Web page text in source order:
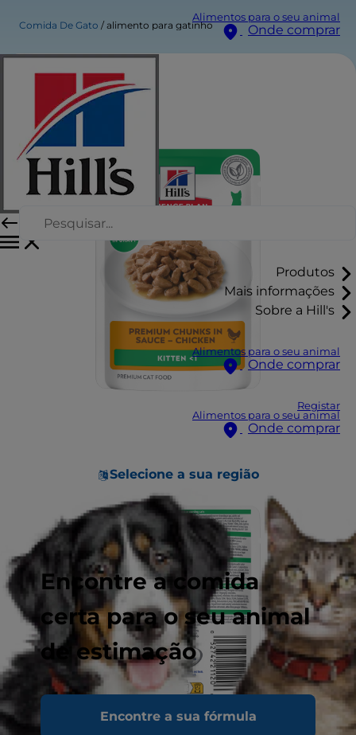
Alimentos para o seu animal
Onde comprar
Produtos
Mais informações
Sobre a Hill's
Alimentos para o seu animal
Onde comprar
Registar
Alimentos para o seu animal
Onde comprar
Selecione a sua região
Encontre a comida
certa para o seu animal
de estimação
Encontre a sua fórmula
Comida De Gato alimento para gatinho